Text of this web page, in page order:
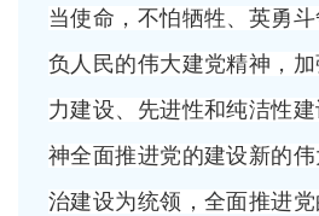
当使命，不怕牺牲、英勇
负人民的伟大建党精神，
力建设、先进性和纯洁性
神全面推进党的建设新的
治建设为统领，全面推进